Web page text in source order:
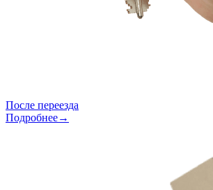
После переезда
Подробнее→